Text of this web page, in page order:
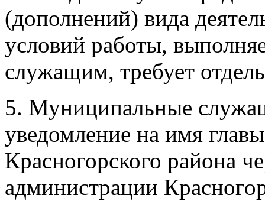
(дополнений) вида
условий работы,
служащим, требует
5. Муниципальные
уведомление на имя
Красногорского района
администрации